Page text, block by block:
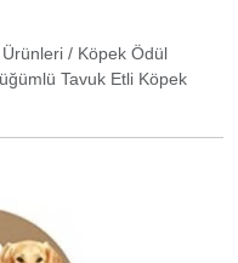
/ Köpek Ödül
Tavuk Etli Köpek